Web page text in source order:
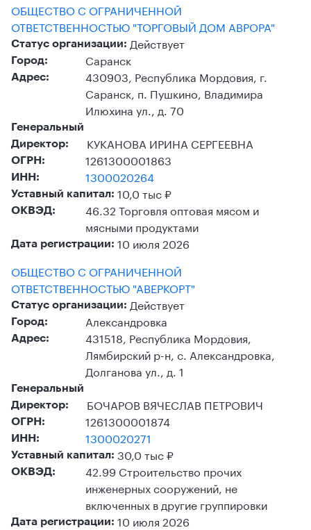
ОБЩЕСТВО С ОГРАНИЧЕННОЙ
ОТВЕТСТВЕННОСТЬЮ "ТОРГОВЫЙ ДОМ АВРОРА"
Статус организации: Действует
Город: Саранск
Адрес:
430903, Республика Мордовия, г.
Саранск, п. Пушкино, Владимира
Илюхина ул., д. 70
Генеральный
Директор:
КУКАНОВА ИРИНА СЕРГЕЕВНА
ОГРН: 1261300001863
ИНН: 1300020264
Уставный капитал: 10,0 тыс ₽
ОКВЭД:
46.32 Торговля оптовая мясом и
мясными продуктами
Дата регистрации: 10 июля 2026
ОБЩЕСТВО С ОГРАНИЧЕННОЙ
ОТВЕТСТВЕННОСТЬЮ "АВЕРКОРТ"
Статус организации: Действует
Город: Александровка
Адрес:
431518, Республика Мордовия,
Лямбирский р-н, с. Александровка,
Долганова ул., д. 1
Генеральный
Директор:
БОЧАРОВ ВЯЧЕСЛАВ ПЕТРОВИЧ
ОГРН: 1261300001874
ИНН: 1300020271
Уставный капитал: 30,0 тыс ₽
ОКВЭД:
42.99 Строительство прочих
инженерных сооружений, не
включенных в другие группировки
Дата регистрации: 10 июля 2026